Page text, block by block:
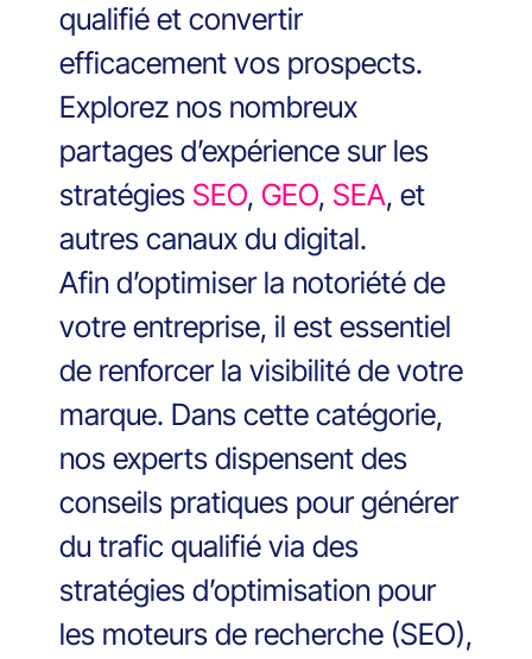
qualifié et convertir
efficacement vos prospects.
Explorez nos nombreux
partages d’expérience sur les
stratégies SEO, GEO, SEA, et
autres canaux du digital.
Afin d’optimiser la notoriété de
votre entreprise, il est essentiel
de renforcer la visibilité de votre
marque. Dans cette catégorie,
nos experts dispensent des
conseils pratiques pour générer
du trafic qualifié via des
stratégies d’optimisation pour
les moteurs de recherche (SEO),